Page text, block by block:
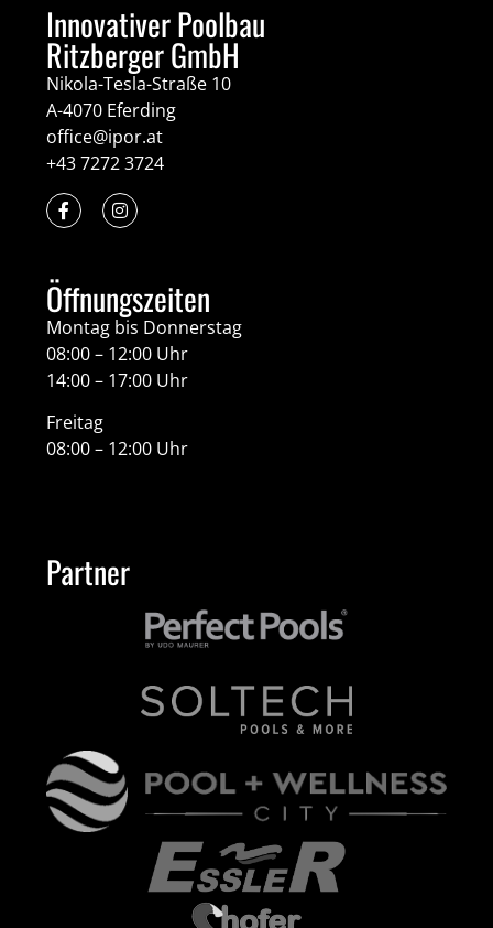
Innovativer Poolbau
Ritzberger GmbH
Nikola-Tesla-Straße 10
A-4070 Eferding
office@ipor.at
+43 7272 3724
Öffnungszeiten
Montag bis Donnerstag
08:00 – 12:00 Uhr
14:00 – 17:00 Uhr
Freitag
08:00 – 12:00 Uhr
Partner